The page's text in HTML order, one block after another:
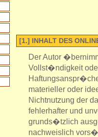
[1.] INHALT DES
Der Autor
Vollst�ndigkeit
materieller oder
Nichtnutzung der
fehlerhafter und
grunds�tzlich
nachweislich